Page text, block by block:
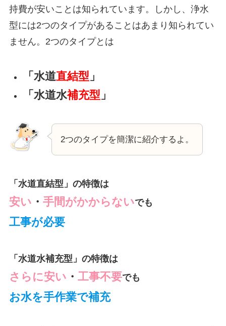
持費が安いことは知られています。しかし、浄水
型には2つのタイプがあることはあまり知られてい
ません。2つのタイプとは
「水道直結型 」
「水道水補充型 」
2つのタイプを簡潔に紹介するよ。
「水道直結型」の特徴は
安い ・ 手間がかからないでも
工事が必要
「水道水補充型」の特徴は
さらに安い ・ 工事不要でも
お水を手作業で補充